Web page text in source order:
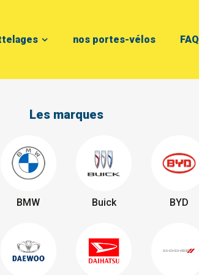
nos portes-vélos FAQ
Les marques
BMW Buick BYD